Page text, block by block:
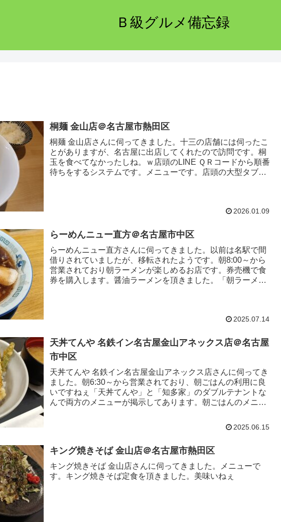
Ｂ級グルメ備忘録
桐麺 金山店＠名古屋市熱田区
桐麺 金山店さんに伺ってきました。十三の店舗には伺ったこ
とがありますが、名古屋に出店してくれたので訪問です。桐
玉を食べてなかったしね。ｗ店頭のLINE ＱＲコードから順番
待ちをするシステムです。メニューです。店頭の大型タブレ
2026.01.09
らーめんニュー直方＠名古屋市中区
らーめんニュー直方さんに伺ってきました。以前は名駅で間
借りされていましたが、移転されたようです。朝8:00～から
営業されており朝ラーメンが楽しめるお店です。券売機で食
券を購入します。醤油ラーメンを頂きました。「朝ラーメ
2025.07.14
天丼てんや 名鉄イン名古屋金山アネックス店＠名古屋
市中区
天丼てんや 名鉄イン名古屋金山アネックス店さんに伺ってき
ました。朝6:30～から営業されており、朝ごはんの利用に良
いですねぇ「天丼てんや」と「知多家」のダブルテナントな
んで両方のメニューが掲示してあります。朝ごはんのメニュ
2025.06.15
キング焼きそば 金山店＠名古屋市熱田区
キング焼きそば 金山店さんに伺ってきました。メニューで
す。キング焼きそば定食を頂きました。美味いねぇ